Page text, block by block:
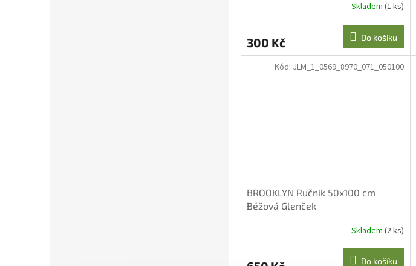
Skladem (1 ks)
300 Kč Do košíku
BROOKLYN Ručník 50x100 cm
Béžová Glenček
Skladem (2 ks)
Do košíku
Kód: JLM_1_0569_8970_071_050100